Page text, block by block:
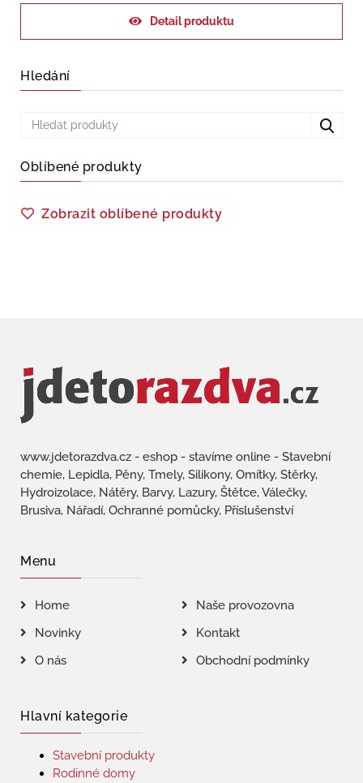
Detail produktu
Hledání
Oblíbené produkty
Zobrazit oblíbené produkty
www.jdetorazdva.cz - eshop - stavíme online - Stavební
chemie, Lepidla, Pěny, Tmely, Silikony, Omítky, Stěrky,
Hydroizolace, Nátěry, Barvy, Lazury, Štětce, Válečky,
Brusiva, Nářadí, Ochranné pomůcky, Příslušenství
Menu
Home
Naše provozovna
Novinky
Kontakt
O nás
Obchodní podmínky
Hlavní kategorie
Stavební produkty
Rodinné domy